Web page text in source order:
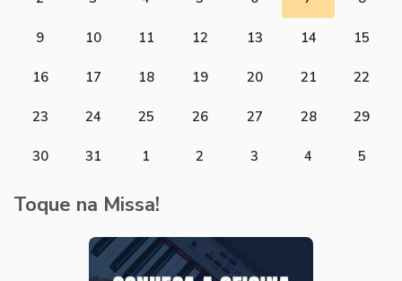
9 10 11 12 13 14 15
16 17 18 19 20 21 22
23 24 25 26 27 28 29
30 31 1 2 3 4 5
Toque na Missa!